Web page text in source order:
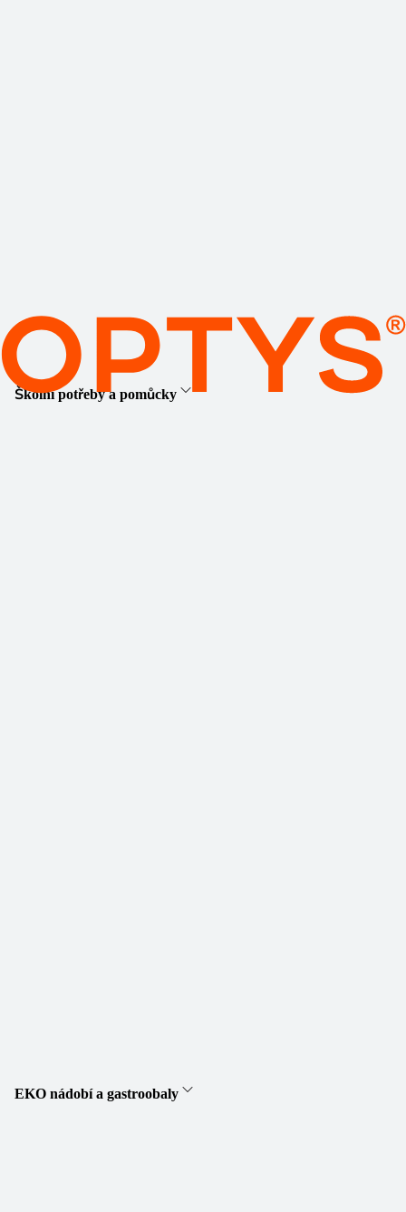
Školní potřeby a pomůcky
EKO nádobí a gastroobaly